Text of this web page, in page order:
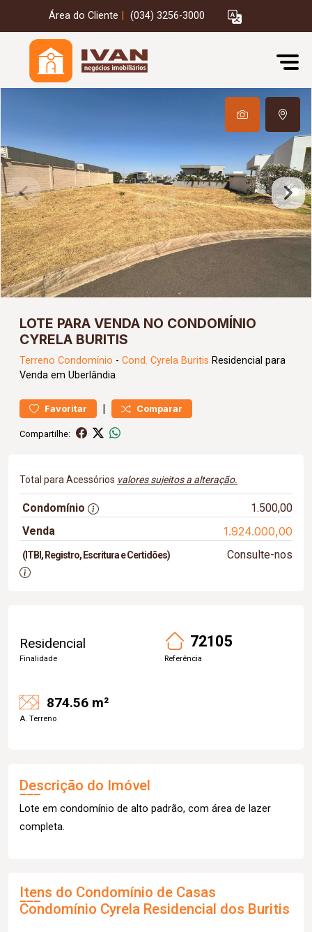
Área do Cliente (034) 3256-3000
LOTE PARA VENDA NO CONDOMÍNIO
CYRELA BURITIS
Terreno Condomínio - Cond. Cyrela Buritis Residencial para
Venda em Uberlândia
Favoritar | Comparar
Compartilhe:
Total para Acessórios valores sujeitos a alteração.
Condomínio
1.500,00
Venda
1.924.000,00
(ITBI, Registro, Escritura e Certidões) Consulte-nos
Residencial
Finalidade
72105
Referência
874.56 m²
A. Terreno
Descrição do Imóvel
Lote em condomínio de alto padrão, com área de lazer
completa.
Itens do Condomínio de Casas
Condomínio Cyrela Residencial dos Buritis